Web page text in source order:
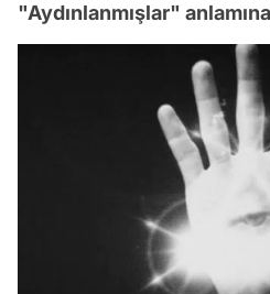
"Aydınlanmışlar"